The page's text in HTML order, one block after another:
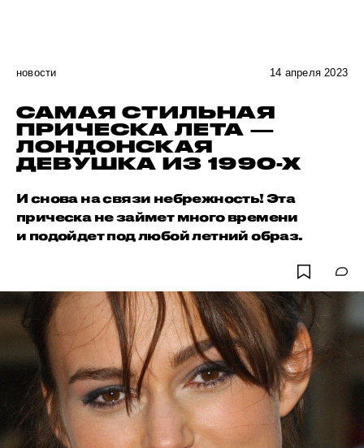
новости 14 апреля 2023
САМАЯ СТИЛЬНАЯ
ПРИЧЕСКА ЛЕТА —
ЛОНДОНСКАЯ
ДЕВУШКА ИЗ 1990-Х
И снова на связи небрежность! Эта
прическа не займет много времени
и подойдет под любой летний образ.